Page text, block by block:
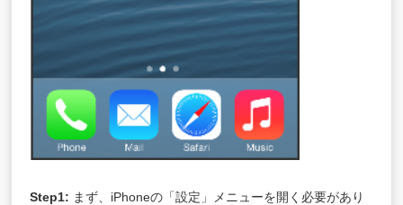
Step1: まず、iPhoneの「設定」メニューを開く必要があり